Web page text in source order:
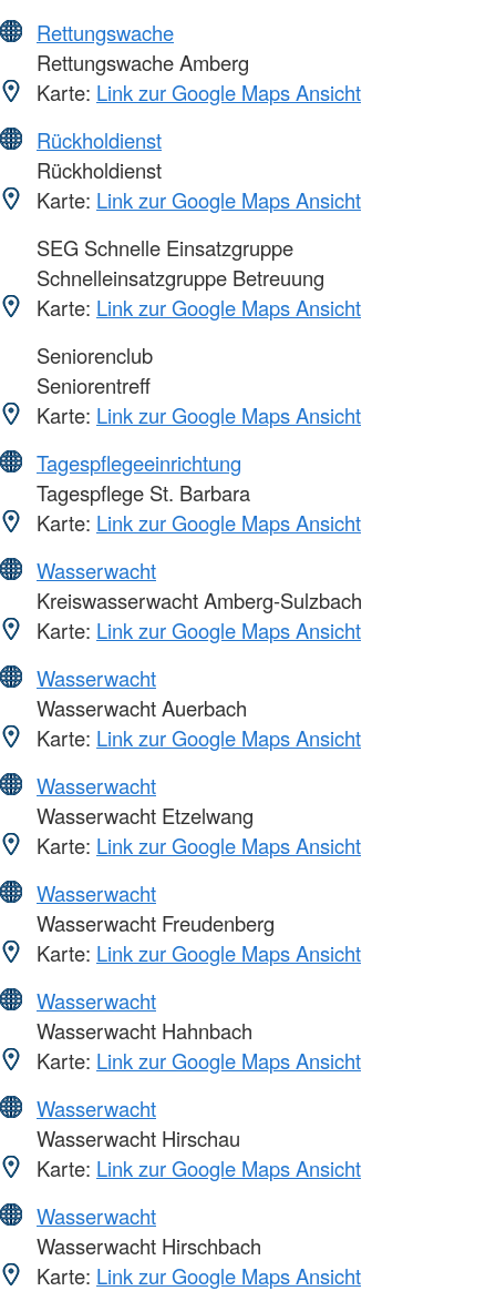
Rettungswache
Rettungswache Amberg
Karte: Link zur Google Maps Ansicht
Rückholdienst
Rückholdienst
Karte: Link zur Google Maps Ansicht
SEG Schnelle Einsatzgruppe
Schnelleinsatzgruppe Betreuung
Karte: Link zur Google Maps Ansicht
Seniorenclub
Seniorentreff
Karte: Link zur Google Maps Ansicht
Tagespflegeeinrichtung
Tagespflege St. Barbara
Karte: Link zur Google Maps Ansicht
Wasserwacht
Kreiswasserwacht Amberg-Sulzbach
Karte: Link zur Google Maps Ansicht
Wasserwacht
Wasserwacht Auerbach
Karte: Link zur Google Maps Ansicht
Wasserwacht
Wasserwacht Etzelwang
Karte: Link zur Google Maps Ansicht
Wasserwacht
Wasserwacht Freudenberg
Karte: Link zur Google Maps Ansicht
Wasserwacht
Wasserwacht Hahnbach
Karte: Link zur Google Maps Ansicht
Wasserwacht
Wasserwacht Hirschau
Karte: Link zur Google Maps Ansicht
Wasserwacht
Wasserwacht Hirschbach
Karte: Link zur Google Maps Ansicht